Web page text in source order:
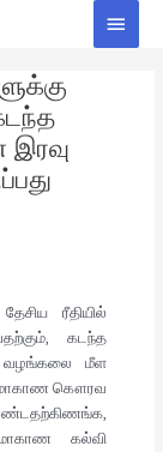
Main
ரீதியில்
கடந்த
வழங்கலை மீள
மாகாண கௌரவ
கல்வி